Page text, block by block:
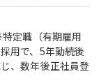
定職（有期雇用
用で、5年勤続後
、数年後正社員登